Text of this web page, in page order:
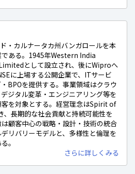
・カルナータカ州バンガロールを本
ある。1945年Western India
として設立され、後にWiproへ
に上場する公開企業で、ITサービ
BPOを提供する。事業領域はクラウ
ジタル変革・エンジニアリング等を
を対象とする。経営理念はSpirit of
長期的な社会貢献と持続可能性を
顧客中心の戦略・設計・技術の統合
リバリーモデルと、多様性と倫理を
。
さらに詳しくみる